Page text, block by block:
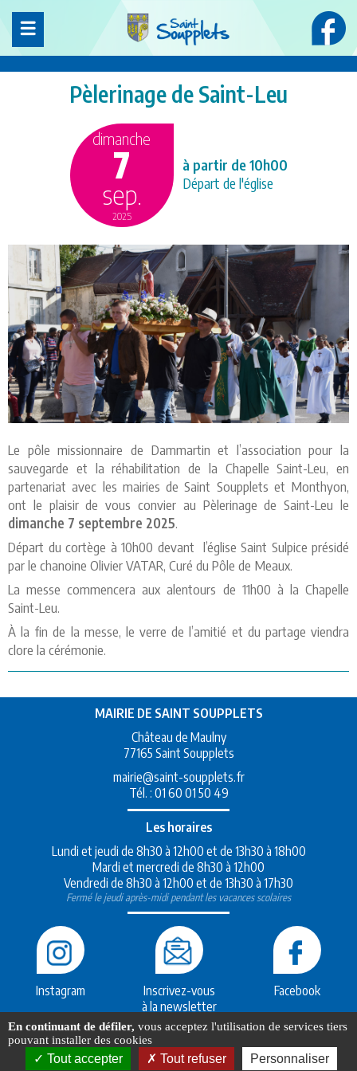
Pèlerinage de Saint-Leu
7
sep.
2025
dimanche
à partir de 10h00
Départ de l'église
Le pôle missionnaire de Dammartin et l’association pour la
sauvegarde et la réhabilitation de la Chapelle Saint-Leu, en
partenariat avec les mairies de Saint Soupplets et Monthyon,
ont le plaisir de vous convier au Pèlerinage de Saint-Leu le
dimanche 7 septembre 2025.
Départ du cortège à 10h00 devant l’église Saint Sulpice présidé
par le chanoine Olivier VATAR, Curé du Pôle de Meaux.
La messe commencera aux alentours de 11h00 à la Chapelle
Saint-Leu.
À la fin de la messe, le verre de l’amitié et du partage viendra
clore la cérémonie.
MAIRIE DE SAINT SOUPPLETS
Château de Maulny
77165 Saint Soupplets
mairie@saint-soupplets.fr
Tél. : 01 60 01 50 49
Les horaires
Lundi et jeudi de 8h30 à 12h00 et de 13h30 à 18h00
Mardi et mercredi de 8h30 à 12h00
Vendredi de 8h30 à 12h00 et de 13h30 à 17h30
Fermé le jeudi après-midi pendant les vacances scolaires
Instagram
Inscrivez-vous
à la newsletter
Facebook
CréationMak2
HébergementMaSolutionWeb.com
Mentions légales
Panneau de gestion des cookies
En continuant de défiler, vous acceptez l'utilisation de services tiers
pouvant installer des cookies
Tout accepter Tout refuser Personnaliser